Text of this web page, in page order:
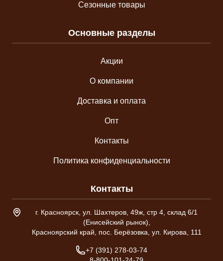
Сезонные товары
Основные разделы
Акции
О компании
Доставка и оплата
Опт
Контакты
Политика конфиденциальности
Контакты
Адрес склада
г. Красноярск, ул. Шахтеров, 49ж, стр 4, склад 6/1
(Енисейский рынок),
Красноярский край, пос. Берёзовка, ул. Кирова, 111
Телефон
+7 (391) 278-03-74